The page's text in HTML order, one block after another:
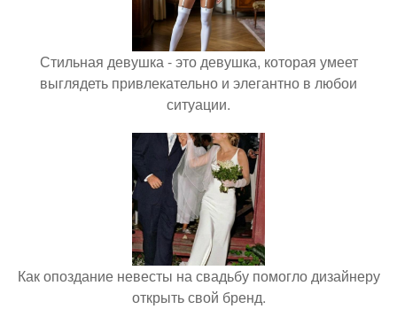
Стильная девушка - это девушка, которая умеет
выглядеть привлекательно и элегантно в любои
ситуации.
Как опоздание невесты на свадьбу помогло дизайнеру
открыть свой бренд.